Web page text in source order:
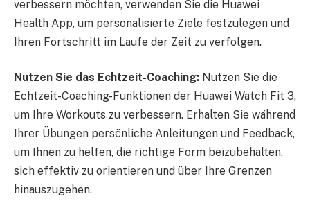
verbessern möchten, verwenden Sie die Huawei
Health App, um personalisierte Ziele festzulegen und
Ihren Fortschritt im Laufe der Zeit zu verfolgen.
Nutzen Sie das Echtzeit-Coaching: Nutzen Sie die
Echtzeit-Coaching-Funktionen der Huawei Watch Fit 3,
um Ihre Workouts zu verbessern. Erhalten Sie während
Ihrer Übungen persönliche Anleitungen und Feedback,
um Ihnen zu helfen, die richtige Form beizubehalten,
sich effektiv zu orientieren und über Ihre Grenzen
hinauszugehen.